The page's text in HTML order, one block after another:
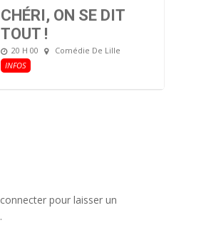
CHÉRI, ON SE DIT
TOUT !
20 H 00
Comédie De Lille
INFOS
pour laisser un